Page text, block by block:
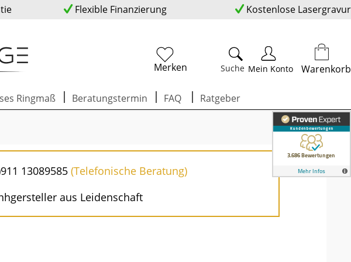
Flexible Finanzierung Kostenlose Lasergravur
Suche
Merken Mein Konto Warenkorb
Ringmaß Beratungstermin FAQ Ratgeber
13089585(Telefonische Beratung)
aus Leidenschaft